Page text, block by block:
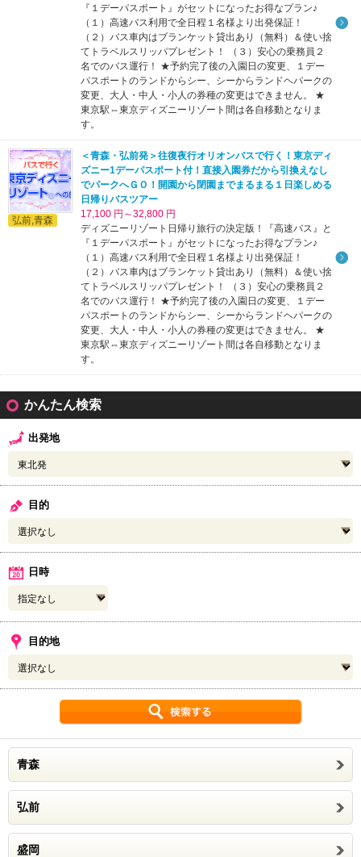
『１デーパスポート』がセットになったお得なプラン♪
（１）高速バス利用で全日程１名様より出発保証！
（２）バス車内はブランケット貸出あり（無料）＆使い捨
てトラベルスリッパプレゼント！ （３）安心の乗務員２
名でのバス運行！ ★予約完了後の入園日の変更、１デー
パスポートのランドからシー、シーからランドヘパークの
変更、大人・中人・小人の券種の変更はできません。 ★
東京駅⇔東京ディズニーリゾート間は各自移動となりま
す。
弘前,青森
＜青森・弘前発＞往復夜行オリオンバスで行く！東京ディ
ズニー1デーパスポート付！直接入園券だから引換えなし
でパークへＧＯ！開園から閉園までまるまる１日楽しめる
日帰りバスツアー
17,100 円～32,800 円
ディズニーリゾート日帰り旅行の決定版！『高速バス』と
『１デーパスポート』がセットになったお得なプラン♪
（１）高速バス利用で全日程１名様より出発保証！
（２）バス車内はブランケット貸出あり（無料）＆使い捨
てトラベルスリッパプレゼント！ （３）安心の乗務員２
名でのバス運行！ ★予約完了後の入園日の変更、１デー
パスポートのランドからシー、シーからランドヘパークの
変更、大人・中人・小人の券種の変更はできません。 ★
東京駅⇔東京ディズニーリゾート間は各自移動となりま
す。
かんたん検索
出発地
目的
日時
目的地
青森
弘前
盛岡